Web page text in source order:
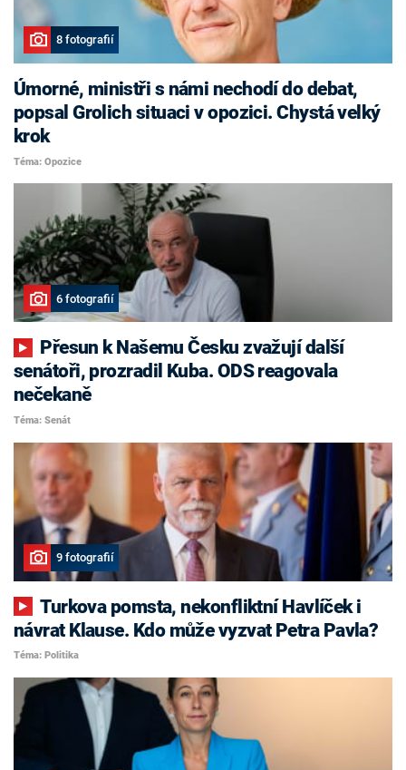
8 fotografií
Úmorné, ministři s námi nechodí do debat,
popsal Grolich situaci v opozici. Chystá velký
krok
Téma: Opozice
6 fotografií
senátoři, prozradil Kuba. ODS reagovala
nečekaně
Téma: Senát
9 fotografií
Turkova pomsta, nekonfliktní Havlíček i
návrat Klause. Kdo může vyzvat Petra Pavla?
Téma: Politika